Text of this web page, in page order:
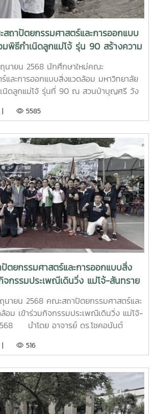
ถาปัตยกรรมศาสตร์และการออกแบบ
มพิธีกำเนิดลูกแม่โจ้ รุ่น 90 สร้างความ
ษาใหม่สู่การเป็นลูกแม่โจ้โดยสมบูรณ์
ายน 2568 นักศึกษาใหม่คณะ
และการออกแบบสิ่งแวดล้อม มหาวิทยาลัย
เนิดลูกแม่โจ้ รุ่นที่ 90 ณ สวนป่าบุญศรี วัง
นรู้ถึงวิถี ปรัชญา อัตลักษณ์ของ
การเป็นลูกแม่โจ้โดยสมบูรณ์ ภายใต้
งอัตลักษณ์ลูกแม่โจ้ รุ่นที่ 90 ขอแสดงความ
คณะสถาปัตยกรรมศาสตร์และการออกแบบ
นี้ ท่านเป็นลูกแม่โจ้ โดยสมบูรณ์แล้ว
| 5585
ตยกรรมศาสตร์และการออกแบบสิ่ง
จกรรมประเพณีเดินวิ่ง แม่โจ้-สันทราย
ายน 2568 คณะสถาปัตยกรรมศาสตร์และ
อม เข้าร่วมกิจกรรมประเพณีเดินวิ่ง แม่โจ้-
นำโดย อาจารย์ ดร.โชคอนันต์
คณาจารย์ในคณะ นักศึกษาปัจจุบัน และ
ศาตราจารย์ดิศสกุล อึ้งตระกูล นำตัวแทน
13 คน วิ่งเข้าเส้นชัย ณ ที่ว่าการอำเภอ
ศาสตราจารย์พันธ์ศักดิ์ ภักดี รองคณบดี ได้
เหลือ เข้าทำบุญถวายสังฆทาน ณ วัดศรี
| 516